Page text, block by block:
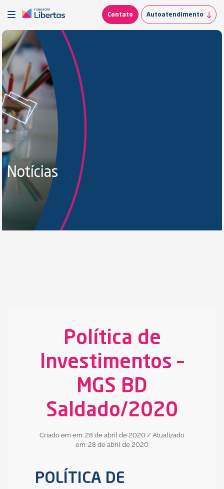
Contato Autoatendimento
Notícias
Política de
Investimentos –
MGS BD
Saldado/2020
Criado em em: 28 de abril de 2020 / Atualizado
em: 28 de abril de 2020
POLÍTICA DE